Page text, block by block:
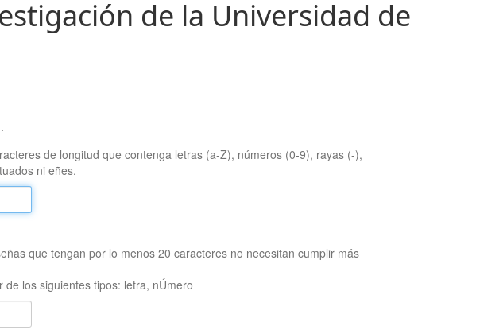
de la Universidad de
.
de longitud que contenga letras (a-Z), números (0-9), rayas (-),
ni eñes.
que tengan por lo menos 20 caracteres no necesitan cumplir más
los siguientes tipos: letra, nÚmero